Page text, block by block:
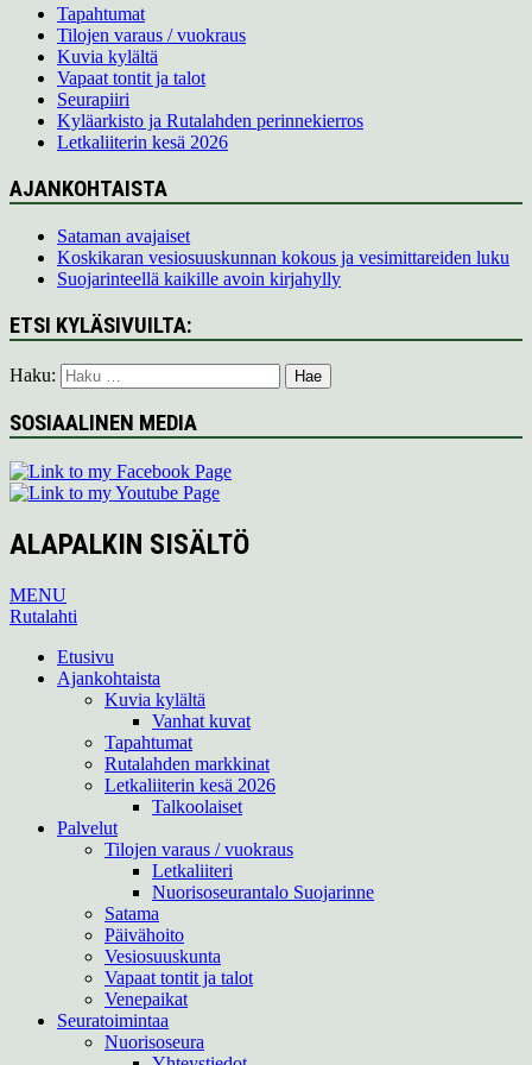
Tapahtumat
Tilojen varaus / vuokraus
Kuvia kylältä
Vapaat tontit ja talot
Seurapiiri
Kyläarkisto ja Rutalahden perinnekierros
Letkaliiterin kesä 2026
AJANKOHTAISTA
Sataman avajaiset
Koskikaran vesiosuuskunnan kokous ja vesimittareiden luku
Suojarinteellä kaikille avoin kirjahylly
ETSI KYLÄSIVUILTA:
Haku:
SOSIAALINEN MEDIA
ALAPALKIN SISÄLTÖ
MENU
Rutalahti
Etusivu
Ajankohtaista
Kuvia kylältä
Vanhat kuvat
Tapahtumat
Rutalahden markkinat
Letkaliiterin kesä 2026
Talkoolaiset
Palvelut
Tilojen varaus / vuokraus
Letkaliiteri
Nuorisoseurantalo Suojarinne
Satama
Päivähoito
Vesiosuuskunta
Vapaat tontit ja talot
Venepaikat
Seuratoimintaa
Nuorisoseura